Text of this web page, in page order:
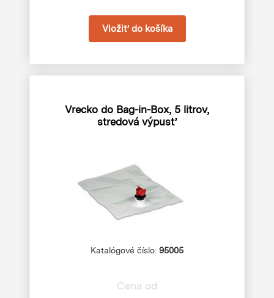
Vrecko do Bag-in-Box, 5 litrov,
stredová výpusť
Katalógové číslo: 95005
Cena od